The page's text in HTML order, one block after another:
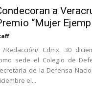
a
“Mujer
Redacción/ Cdmx. 30
sede el Colegio de
de la Defensa
el...